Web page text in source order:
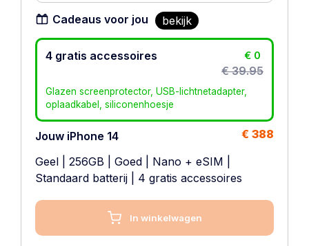
Cadeaus voor jou bekijk
4 gratis accessoires € 0
€ 39.95
Glazen screenprotector, USB-lichtnetadapter,
oplaadkabel, siliconenhoesje
Jouw iPhone 14
€ 388
Geel
256GB Goed Nano + eSIM
Standaard batterij | 4 gratis accessoires
In winkelwagen